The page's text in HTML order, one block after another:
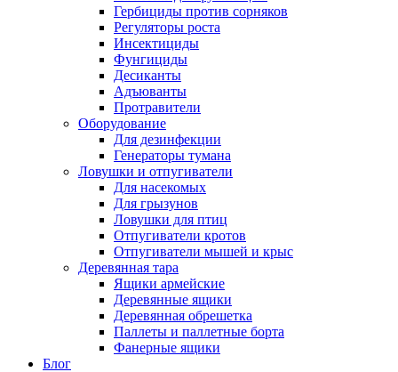
Гербициды против сорняков
Регуляторы роста
Инсектициды
Фунгициды
Десиканты
Адъюванты
Протравители
Оборудование
Для дезинфекции
Генераторы тумана
Ловушки и отпугиватели
Для насекомых
Для грызунов
Ловушки для птиц
Отпугиватели кротов
Отпугиватели мышей и крыс
Деревянная тара
Ящики армейские
Деревянные ящики
Деревянная обрешетка
Паллеты и паллетные борта
Фанерные ящики
Блог